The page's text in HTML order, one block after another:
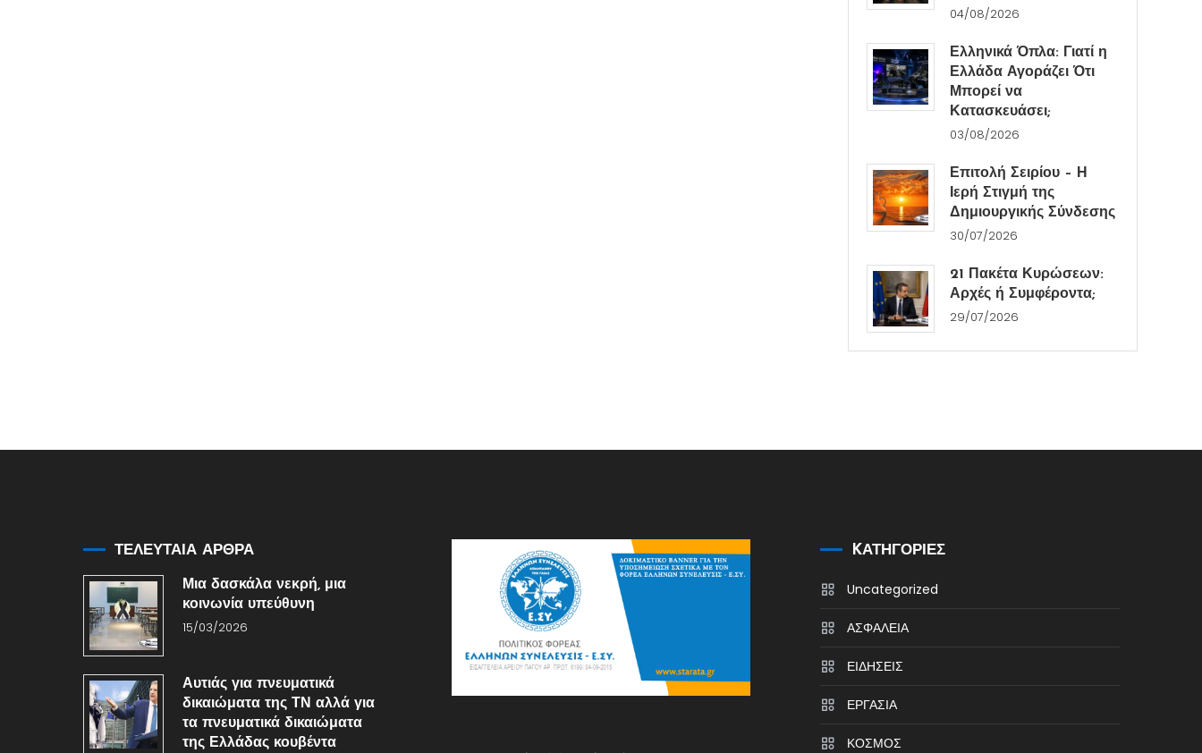
04/08/2026
Ελληνικά Όπλα: Γιατί η
Ελλάδα Αγοράζει Ότι
Μπορεί να
Κατασκευάσει;
03/08/2026
Επιτολή Σειρίου – Η
Ιερή Στιγμή της
Δημιουργικής Σύνδεσης
30/07/2026
21 Πακέτα Κυρώσεων:
Αρχές ή Συμφέροντα;
29/07/2026
ΤΕΛΕΥΤΑΙΑ ΑΡΘΡΑ
Μια δασκάλα νεκρή, μια
κοινωνία υπεύθυνη
15/03/2026
Αυτιάς για πνευματικά
δικαιώματα της ΤΝ αλλά για
τα πνευματικά δικαιώματα
της Ελλάδας κουβέντα
KΑΤΗΓΟΡΊΕΣ
Uncategorized
ΑΣΦΑΛΕΙΑ
ΕΙΔΗΣΕΙΣ
ΕΡΓΑΣΙΑ
ΚΟΣΜΟΣ